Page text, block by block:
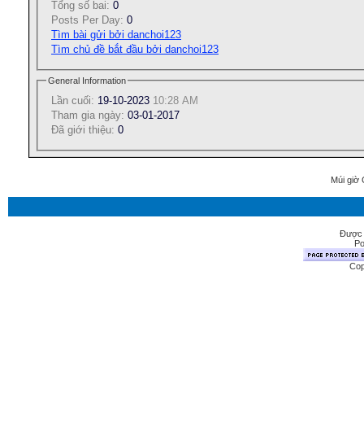
Tổng số bai: 0
Posts Per Day: 0
Tìm bài gửi bởi danchoi123
Tìm chủ đề bắt đầu bởi danchoi123
General Information
Lần cuối: 19-10-2023 10:28 AM
Tham gia ngày: 03-01-2017
Ðã giới thiệu: 0
Múi giờ
Được